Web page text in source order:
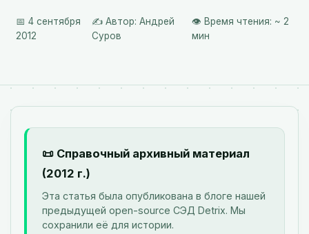
📅 4 сентября
2012
✍️ Автор: Андрей
Суров
👁️ Время чтения: ~ 2
мин
📜 Справочный архивный материал
(2012 г.)
Эта статья была опубликована в блоге нашей
предыдущей open-source СЭД Detrix. Мы
сохранили её для истории.